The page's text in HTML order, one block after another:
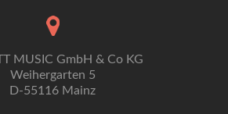
MUSIC GmbH & Co KG
Weihergarten 5
D-55116 Mainz